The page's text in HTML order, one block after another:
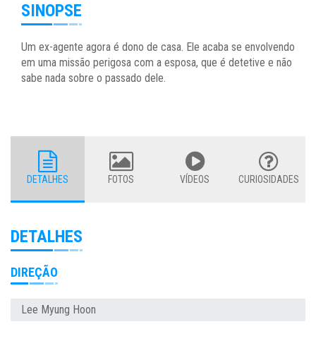
SINOPSE
Um ex-agente agora é dono de casa. Ele acaba se envolvendo
em uma missão perigosa com a esposa, que é detetive e não
sabe nada sobre o passado dele.
DETALHES FOTOS VÍDEOS CURIOSIDADES
DETALHES
DIREÇÃO
Lee Myung Hoon